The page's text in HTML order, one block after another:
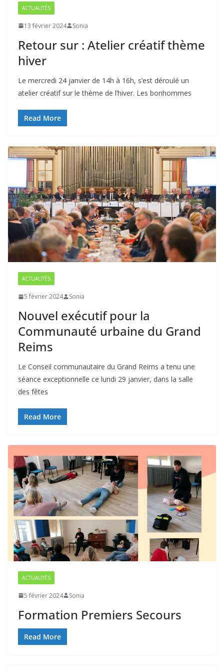
ACTUALITÉS
13 février 2024 Sonia
Retour sur : Atelier créatif thème
hiver
Le mercredi 24 janvier de 14h à 16h, s’est déroulé un
atelier créatif sur le thème de l’hiver. Les bonhommes
Read More
ACTUALITÉS
5 février 2024 Sonia
Nouvel exécutif pour la
Communauté urbaine du Grand
Reims
Le Conseil communautaire du Grand Reims a tenu une
séance exceptionnelle ce lundi 29 janvier, dans la salle
des fêtes
Read More
ACTUALITÉS
5 février 2024 Sonia
Formation Premiers Secours
Read More